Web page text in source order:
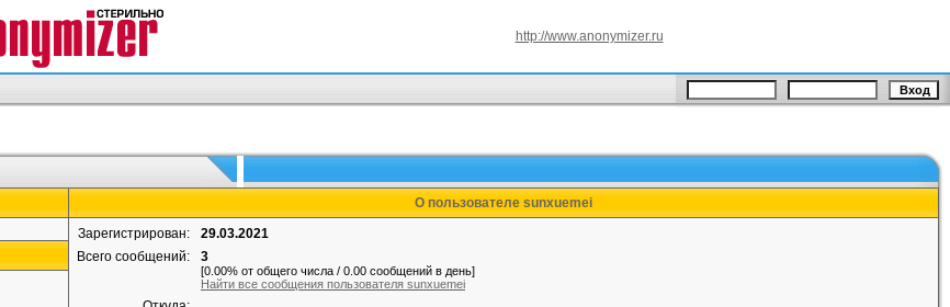
http://www.anonymizer.ru
О пользователе sunxuemei
Зарегистрирован:
29.03.2021
Всего сообщений:
3
[0.00% от общего числа / 0.00 сообщений в день]
Найти все сообщения пользователя sunxuemei